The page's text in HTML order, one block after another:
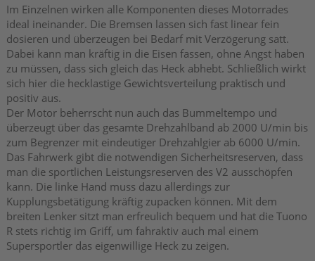
Im Einzelnen wirken alle Komponenten dieses Motorrades
ideal ineinander. Die Bremsen lassen sich fast linear fein
dosieren und überzeugen bei Bedarf mit Verzögerung satt.
Dabei kann man kräftig in die Eisen fassen, ohne Angst haben
zu müssen, dass sich gleich das Heck abhebt. Schließlich wirkt
sich hier die hecklastige Gewichtsverteilung praktisch und
positiv aus.
Der Motor beherrscht nun auch das Bummeltempo und
überzeugt über das gesamte Drehzahlband ab 2000 U/min bis
zum Begrenzer mit eindeutiger Drehzahlgier ab 6000 U/min.
Das Fahrwerk gibt die notwendigen Sicherheitsreserven, dass
man die sportlichen Leistungsreserven des V2 ausschöpfen
kann. Die linke Hand muss dazu allerdings zur
Kupplungsbetätigung kräftig zupacken können. Mit dem
breiten Lenker sitzt man erfreulich bequem und hat die Tuono
R stets richtig im Griff, um fahraktiv auch mal einem
Supersportler das eigenwillige Heck zu zeigen.